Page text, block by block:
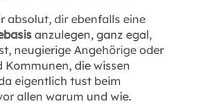
absolut, dir ebenfalls eine
anzulegen, ganz egal,
neugierige Angehörige oder
Kommunen, die wissen
eigentlich tust beim
allen warum und wie.